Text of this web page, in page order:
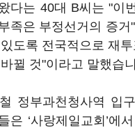
다는 40대 B씨는 "이
족은 부정선거의 증거
도록 전국적으로 재
뀔 것"이라고 말했습
정부과천청사역 입
은 ‘사랑제일교회’에